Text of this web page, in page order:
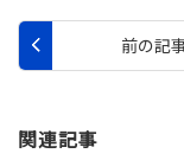
関連記事